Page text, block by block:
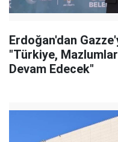
Erdoğan'dan
"Türkiye,
Devam Edecek"